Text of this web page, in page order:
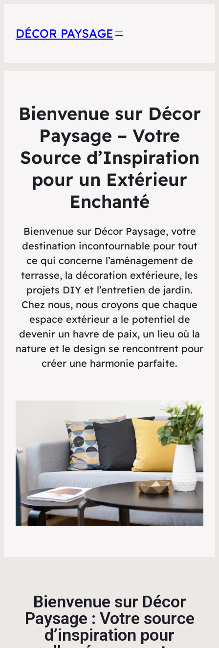
DÉCOR PAYSAGE
Bienvenue sur Décor
Paysage – Votre
Source d’Inspiration
pour un Extérieur
Enchanté
Bienvenue sur Décor Paysage, votre
destination incontournable pour tout
ce qui concerne l’aménagement de
terrasse, la décoration extérieure, les
projets DIY et l’entretien de jardin.
Chez nous, nous croyons que chaque
espace extérieur a le potentiel de
devenir un havre de paix, un lieu où la
nature et le design se rencontrent pour
créer une harmonie parfaite.
Bienvenue sur Décor
Paysage : Votre source
d’inspiration pour